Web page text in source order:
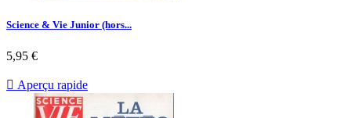
Science & Vie Junior (hors...
Prix
5,95 €
 Aperçu rapide